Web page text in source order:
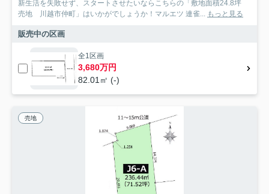
新生活を失敗せず、スタートさせたいならこちらの「敷地面積24.8坪
売地 川越市仲町」はいかがでしょうか！マルエツ 連雀... もっと見る
販売中の区画
全1区画
3,680万円
82.01㎡ (-)
売地